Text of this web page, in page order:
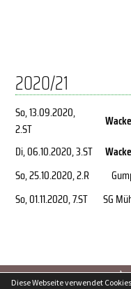
2020/21
So, 13.09.2020,
2.ST
Di, 06.10.2020, 3.ST
So, 25.10.2020, 2.R
So, 01.11.2020, 7.ST SG
Diese Webseite verwendet